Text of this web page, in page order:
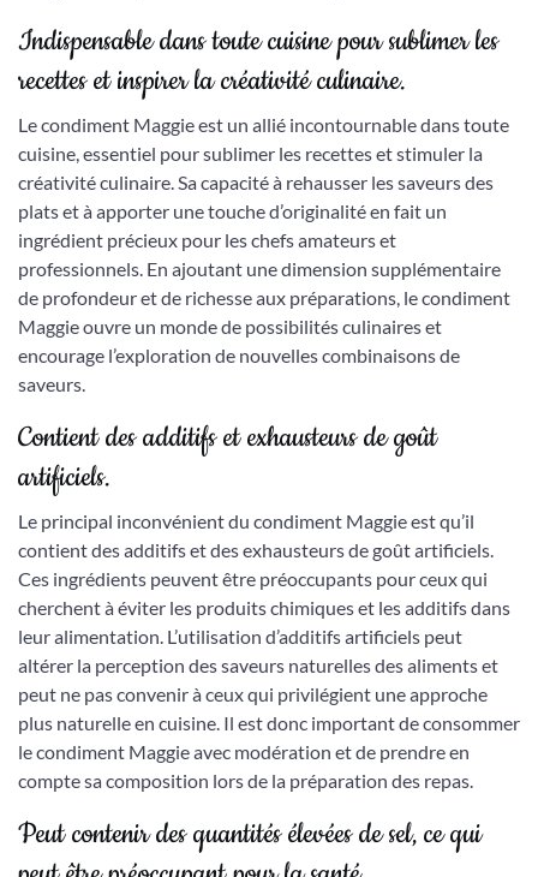
Indispensable dans toute cuisine pour sublimer les
recettes et inspirer la créativité culinaire.
Le condiment Maggie est un allié incontournable dans toute
cuisine, essentiel pour sublimer les recettes et stimuler la
créativité culinaire. Sa capacité à rehausser les saveurs des
plats et à apporter une touche d’originalité en fait un
ingrédient précieux pour les chefs amateurs et
professionnels. En ajoutant une dimension supplémentaire
de profondeur et de richesse aux préparations, le condiment
Maggie ouvre un monde de possibilités culinaires et
encourage l’exploration de nouvelles combinaisons de
saveurs.
Contient des additifs et exhausteurs de goût
artificiels.
Le principal inconvénient du condiment Maggie est qu’il
contient des additifs et des exhausteurs de goût artificiels.
Ces ingrédients peuvent être préoccupants pour ceux qui
cherchent à éviter les produits chimiques et les additifs dans
leur alimentation. L’utilisation d’additifs artificiels peut
altérer la perception des saveurs naturelles des aliments et
peut ne pas convenir à ceux qui privilégient une approche
plus naturelle en cuisine. Il est donc important de consommer
le condiment Maggie avec modération et de prendre en
compte sa composition lors de la préparation des repas.
Peut contenir des quantités élevées de sel, ce qui